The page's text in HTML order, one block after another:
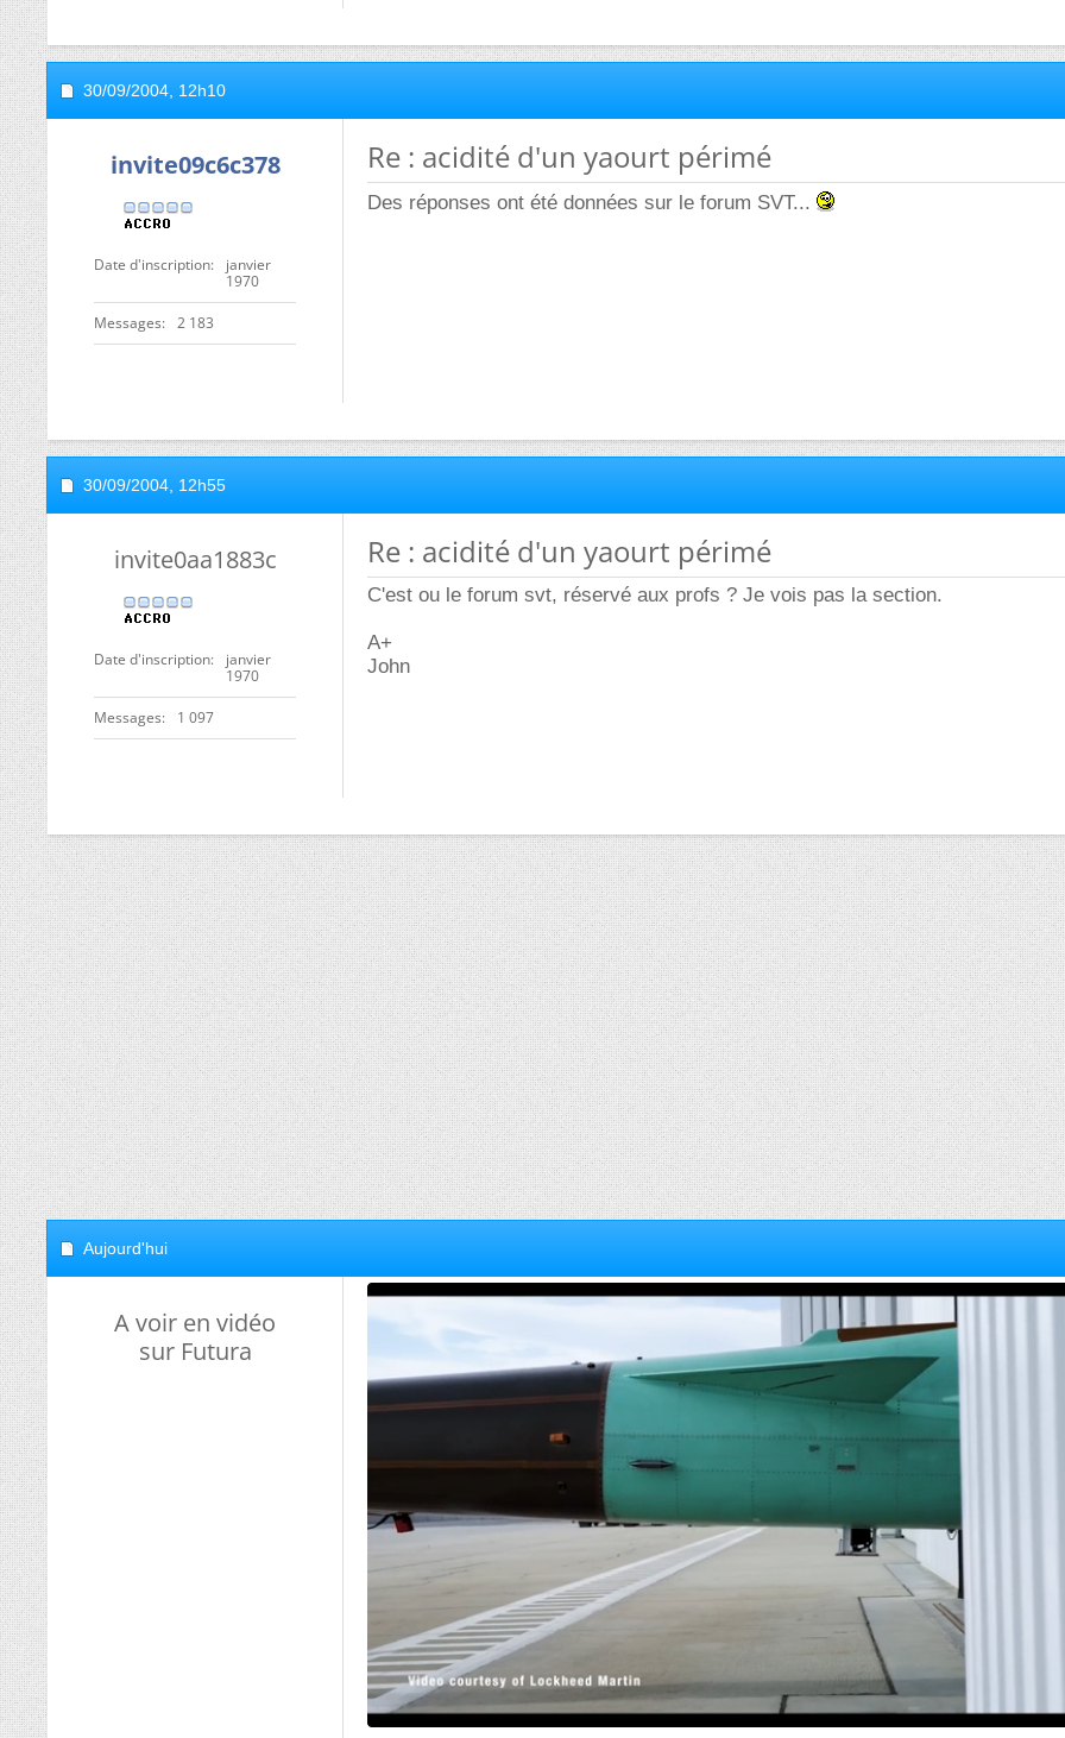
30/09/2004, 12h10
invite09c6c378
Date d'inscription
janvier
1970
Messages 2 183
Re : acidité d'un yaourt périmé
Des réponses ont été données sur le forum SVT...
30/09/2004, 12h55
invite0aa1883c
Date d'inscription
janvier
1970
Messages 1 097
Re : acidité d'un yaourt périmé
C'est ou le forum svt, réservé aux profs ? Je vois pas la section.
A+
John
Aujourd'hui
A voir en vidéo
sur Futura